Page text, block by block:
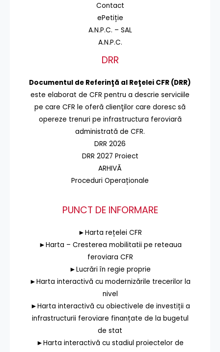
Contact
ePetiție
A.N.P.C. – SAL
A.N.P.C.
DRR
Documentul de Referinţă al Reţelei CFR (DRR)
este elaborat de CFR pentru a descrie serviciile
pe care CFR le oferă clienţilor care doresc să
opereze trenuri pe infrastructura feroviară
administrată de CFR.
DRR 2026
DRR 2027 Proiect
ARHIVĂ
Proceduri Operaționale
PUNCT DE INFORMARE
►Harta rețelei CFR
►Harta – Cresterea mobilitatii pe reteaua
feroviara CFR
►Lucrări în regie proprie
►Harta interactivă cu modernizările trecerilor la
nivel
►Harta interactivă cu obiectivele de investiții a
infrastructurii feroviare finanțate de la bugetul
de stat
►Harta interactivă cu stadiul proiectelor de